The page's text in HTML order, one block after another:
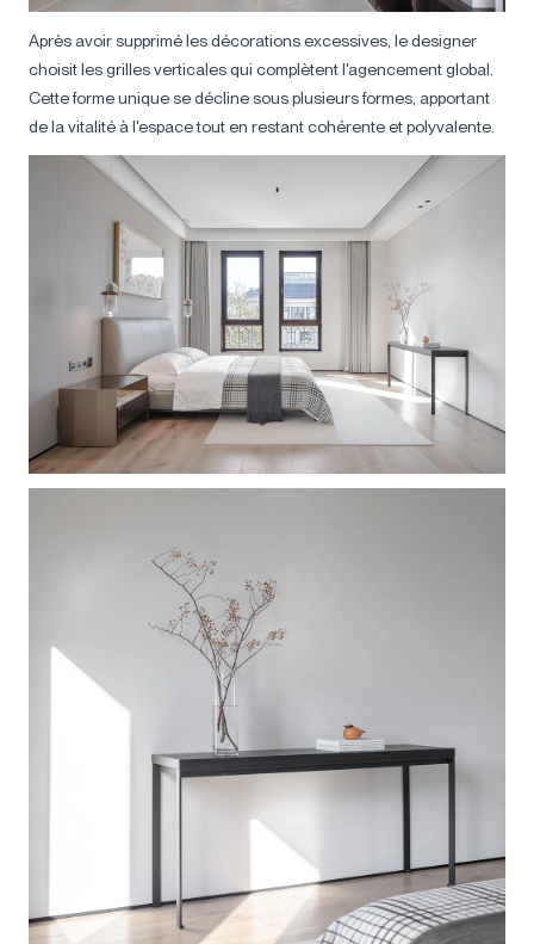
Après avoir supprimé les décorations excessives, le designer
choisit les grilles verticales qui complètent l'agencement global.
Cette forme unique se décline sous plusieurs formes, apportant
de la vitalité à l'espace tout en restant cohérente et polyvalente.